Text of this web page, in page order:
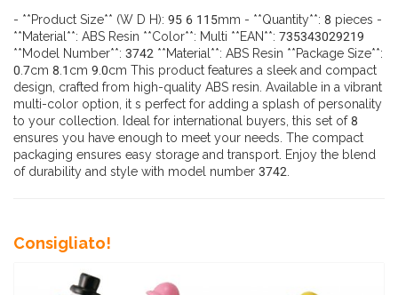
- **Product Size** (W D H): 95 6 115mm - **Quantity**: 8 pieces -
**Material**: ABS Resin **Color**: Multi **EAN**: 735343029219
**Model Number**: 3742 **Material**: ABS Resin **Package Size**:
0.7cm 8.1cm 9.0cm This product features a sleek and compact
design, crafted from high-quality ABS resin. Available in a vibrant
multi-color option, it s perfect for adding a splash of personality
to your collection. Ideal for international buyers, this set of 8
ensures you have enough to meet your needs. The compact
packaging ensures easy storage and transport. Enjoy the blend
of durability and style with model number 3742.
Consigliato!